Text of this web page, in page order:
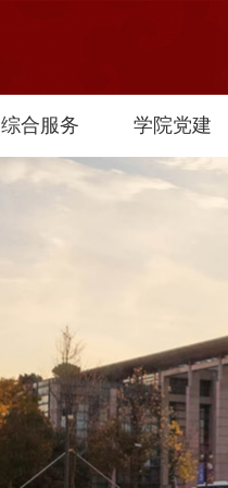
综合服务 学院党建